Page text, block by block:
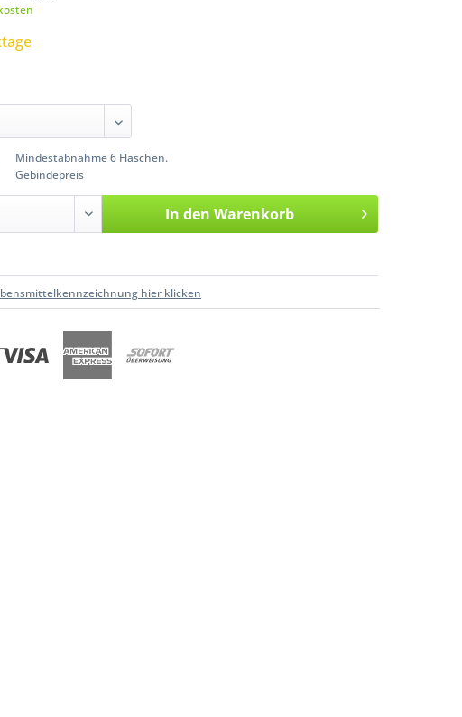
Mindestabnahme 6 Flaschen.
Gebindepreis
In den Warenkorb
hier klicken